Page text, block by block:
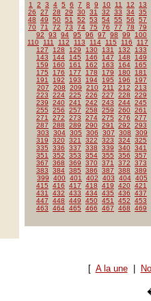
1 2 3 4 5 6 7 8 9 10 11 12
13
26
27 28 29 30 31 32 33 34 35
48
49 50 51 52 53 54 55 56
57
70 71 72 73 74 75 76 77 78
79
92
93 94 95 96 97 98 99
100
110
111 112 113 114 115 116
117
127
128 129 130 131 132
133
143
144 145 146 147 148
149
159
160 161 162 163 164
165
175
176 177 178 179 180
181
191
192 193 194 195 196
197
207
208 209 210 211 212
213
223
224 225 226 227 228
229
239
240 241 242 243 244 245
255
256 257 258 259 260 261
271
272 273 274 275 276
277
287
288 289 290 291 292
293
303
304 305 306 307 308
309
319
320 321 322 323 324 325
335
336 337 338 339 340 341
351
352 353 354 355 356
357
367
368 369 370 371 372
373
383
384 385 386 387 388
389
399
400 401 402 403 404 405
415
416 417 418 419 420 421
431
432 433 434 435 436
437
447
448 449 450 451 452
453
463
464 465 466 467 468 469
[ A la une|